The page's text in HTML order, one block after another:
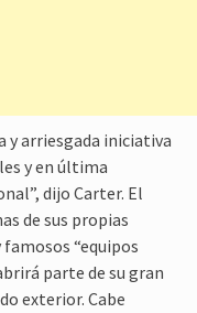
y arriesgada iniciativa
y en última
dijo Carter. El
de sus propias
“equipos
parte de su gran
exterior. Cabe